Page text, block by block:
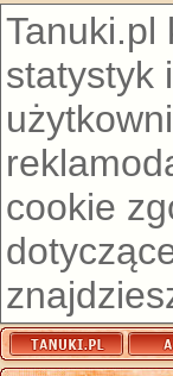
Tanuki.pl
statystyk
cookie